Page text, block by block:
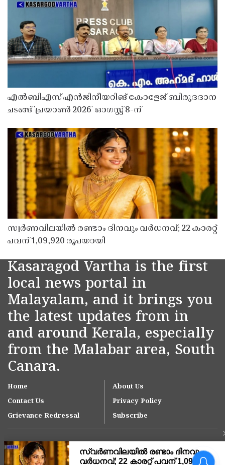
എൽബിഎസ് എൻജിനീയറിങ് കോളേജ് ബിരുദദാന
ചടങ്ങ് 'പ്രയാൺ 2026' ഓഗസ്റ്റ് 8-ന്
സ്വർണവിലയിൽ രണ്ടാം ദിനവും വർധനവ്; 22 കാരറ്റ്
പവന് 1,09,920 രൂപയായി
Kasaragod Vartha is the first
local news portal in
Malayalam, and it brings you
the latest updates from in
and around Kerala, especially
from the Malabar area, South
Canara.
Home
About Us
Contact Us
Privacy Policy
Grievance Redressal
Subscribe